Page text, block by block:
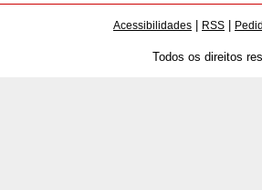
Acessibilidades RSS
Todos os direitos